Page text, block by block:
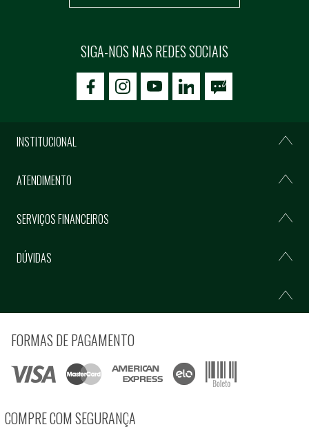
SIGA-NOS NAS REDES SOCIAIS
icon-facebookicon-social02icon-social03
INSTITUCIONAL
ATENDIMENTO
SERVIÇOS FINANCEIROS
DÚVIDAS
FORMAS DE PAGAMENTO
COMPRE COM SEGURANÇA